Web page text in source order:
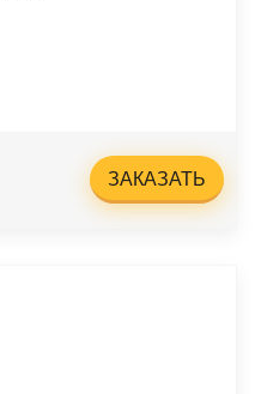
ЗАКАЗАТЬ